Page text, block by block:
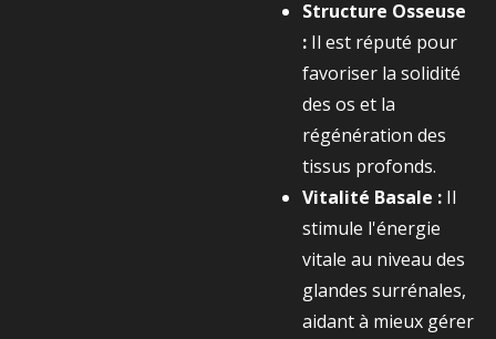
Structure Osseuse
: Il est réputé pour
favoriser la solidité
des os et la
régénération des
tissus profonds.
Vitalité Basale : Il
stimule l'énergie
vitale au niveau des
glandes surrénales,
aidant à mieux gérer